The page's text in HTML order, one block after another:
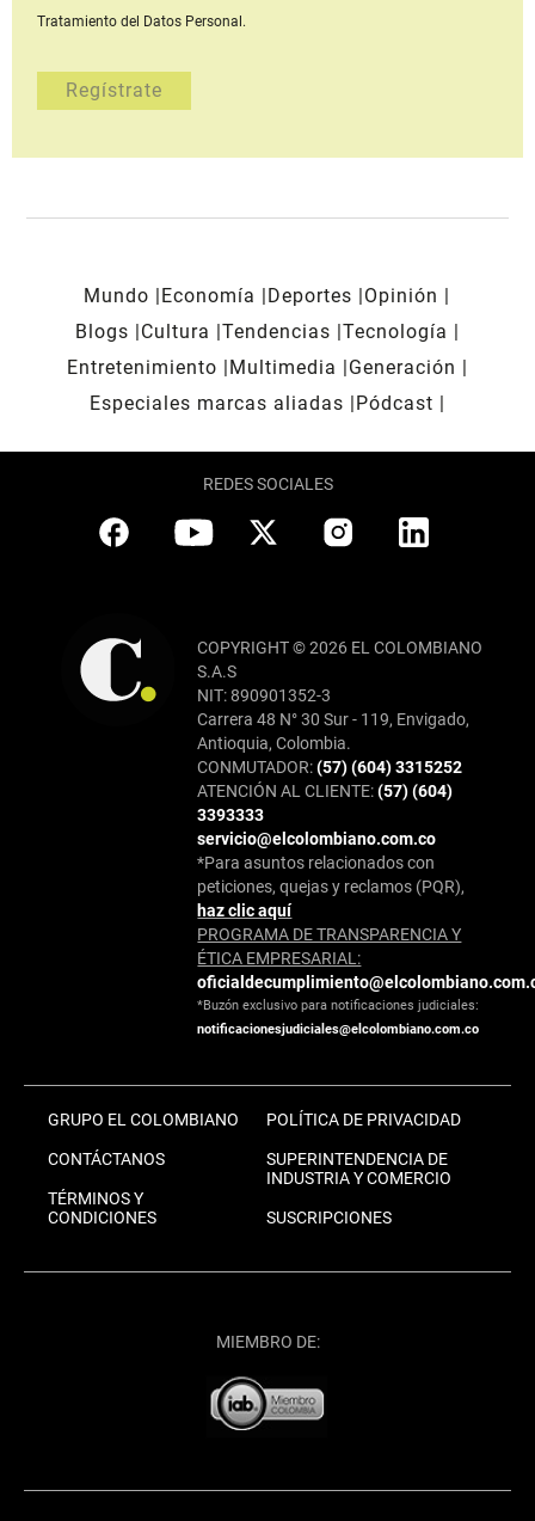
Tratamiento del Datos Personal.
Mundo Economía Deportes
Opinión
Blogs
Cultura Tendencias Tecnología
Entretenimiento
Multimedia
Generación
Especiales marcas aliadas
Pódcast
REDES SOCIALES
COPYRIGHT © 2026 EL COLOMBIANO
S.A.S
NIT: 890901352-3
Carrera 48 N° 30 Sur - 119, Envigado,
Antioquia, Colombia.
CONMUTADOR:(57) (604) 3315252
ATENCIÓN AL CLIENTE:(57) (604)
3393333
servicio@elcolombiano.com.co
*Para asuntos relacionados con
peticiones, quejas y reclamos (PQR),
haz clic aquí
PROGRAMA DE TRANSPARENCIA Y
ÉTICA EMPRESARIAL:
*Buzón exclusivo para notificaciones judiciales:
notificacionesjudiciales@elcolombiano.com.co
GRUPO EL COLOMBIANO
CONTÁCTANOS
TÉRMINOS Y
CONDICIONES
POLÍTICA DE PRIVACIDAD
SUPERINTENDENCIA DE
INDUSTRIA Y COMERCIO
SUSCRIPCIONES
MIEMBRO DE: